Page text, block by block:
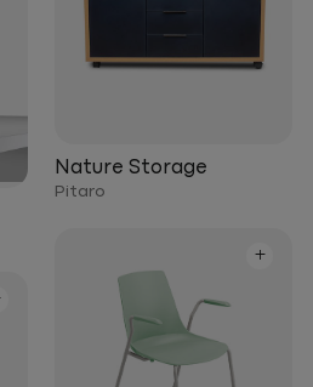
Nature Storage
Pitaro
+